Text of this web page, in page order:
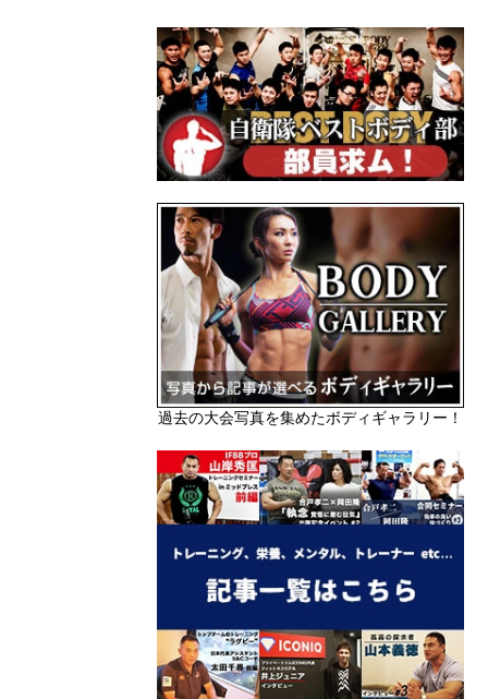
過去の大会写真を集めたボディギャラリー！